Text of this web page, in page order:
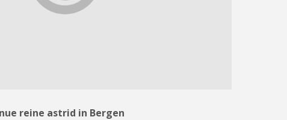
reine astrid in Bergen